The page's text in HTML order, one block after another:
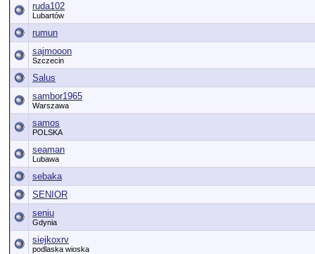
ruda102
Lubartów
rumun
sajmooon
Szczecin
Salus
sambor1965
Warszawa
samos
POLSKA
seaman
Lubawa
sebaka
SENIOR
seniu
Gdynia
siejkoxrv
podlaska wioska